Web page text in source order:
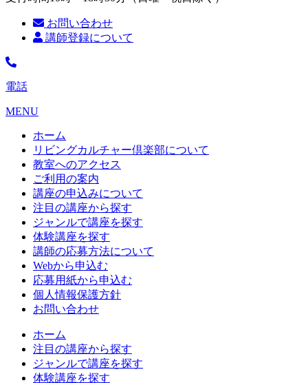
お問い合わせ
講師登録について
電話
MENU
ホーム
リビングカルチャー倶楽部について
教室へのアクセス
ご利用の案内
講座の申込みについて
注目の講座から探す
ジャンルで講座を探す
体験講座を探す
講師の応募方法について
Webから申込む
応募用紙から申込む
個人情報保護方針
お問い合わせ
ホーム
注目の講座から探す
ジャンルで講座を探す
体験講座を探す